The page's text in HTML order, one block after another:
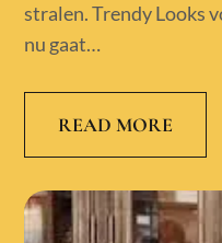
stralen. Trendy Looks
nu gaat…
READ MORE